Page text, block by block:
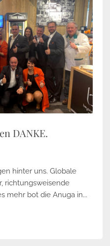
DANKE.
hinter uns. Globale
richtungsweisende
mehr bot die Anuga in...